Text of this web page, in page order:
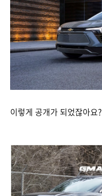
이렇게 공개가 되었잖아요?